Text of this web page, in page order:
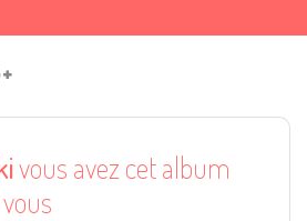
vous avez cet album